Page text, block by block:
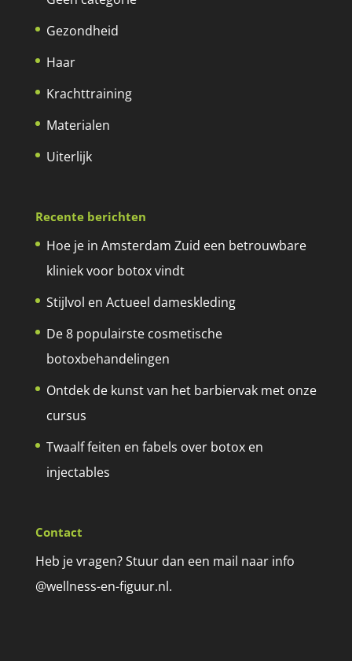
Gezondheid
Haar
Krachttraining
Materialen
Uiterlijk
Recente berichten
Hoe je in Amsterdam Zuid een betrouwbare
kliniek voor botox vindt
Stijlvol en Actueel dameskleding
De 8 populairste cosmetische
botoxbehandelingen
Ontdek de kunst van het barbiervak met onze
cursus
Twaalf feiten en fabels over botox en
injectables
Contact
Heb je vragen? Stuur dan een mail naar info
@wellness-en-figuur.nl.